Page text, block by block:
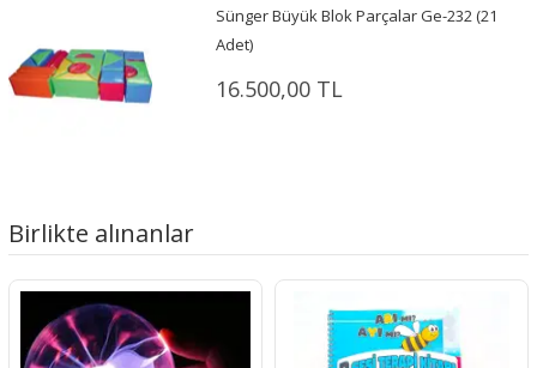
Sünger Büyük Blok Parçalar Ge-232 (21
Adet)
16.500,00 TL
Birlikte alınanlar